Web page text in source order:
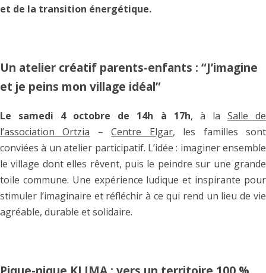
et de la transition énergétique.
Un atelier créatif parents-enfants : “J’imagine
et je peins mon village idéal”
Le samedi 4 octobre de 14h à 17h, à la Salle de
l’association Ortzia –Centre Elgar, les familles sont
conviées à un atelier participatif. L’idée : imaginer ensemble
le village dont elles rêvent, puis le peindre sur une grande
toile commune. Une expérience ludique et inspirante pour
stimuler l’imaginaire et réfléchir à ce qui rend un lieu de vie
agréable, durable et solidaire.